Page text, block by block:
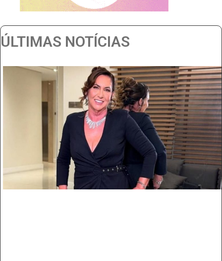
ÚLTIMAS NOTÍCIAS